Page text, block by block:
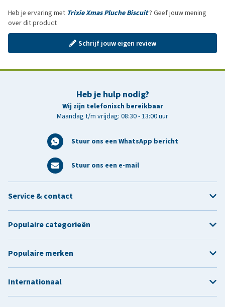
Heb je ervaring met Trixie Xmas Pluche Biscuit? Geef jouw mening
over dit product
Schrijf jouw eigen review
Heb je hulp nodig?
Wij zijn telefonisch bereikbaar
Maandag t/m vrijdag: 08:30 - 13:00 uur
Stuur ons een WhatsApp bericht
Stuur ons een e-mail
Service & contact
Populaire categorieën
Populaire merken
Internationaal